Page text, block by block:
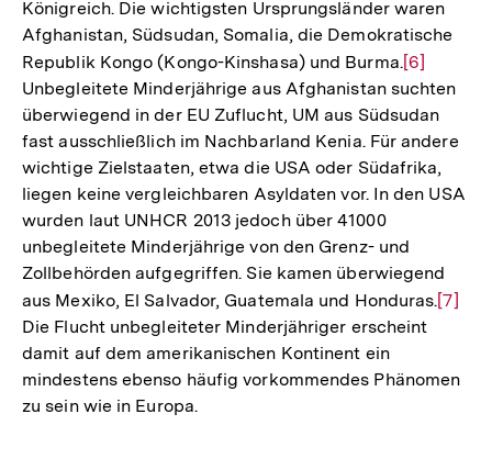
Königreich. Die wichtigsten Ursprungsländer waren
Afghanistan, Südsudan, Somalia, die Demokratische
Republik Kongo (Kongo-Kinshasa) und Burma.Zur
Auflösung
der
Fußnote
[6]
Unbegleitete Minderjährige aus Afghanistan suchten
überwiegend in der EU Zuflucht, UM aus Südsudan
fast ausschließlich im Nachbarland Kenia. Für andere
wichtige Zielstaaten, etwa die USA oder Südafrika,
liegen keine vergleichbaren Asyldaten vor. In den USA
wurden laut UNHCR 2013 jedoch über 41000
unbegleitete Minderjährige von den Grenz- und
Zollbehörden aufgegriffen. Sie kamen überwiegend
aus Mexiko, El Salvador, Guatemala und Honduras.Zur
[7]
Die Flucht unbegleiteter Minderjähriger erscheint
damit auf dem amerikanischen Kontinent ein
mindestens ebenso häufig vorkommendes Phänomen
zu sein wie in Europa.